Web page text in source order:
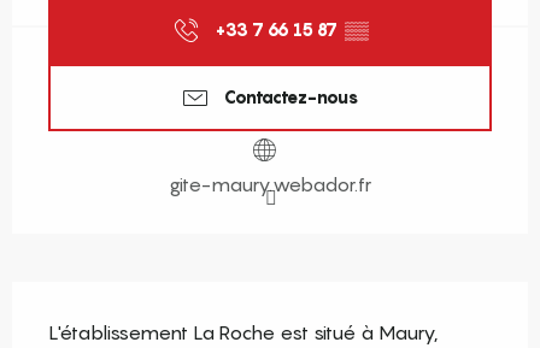
+33 7 66 15 87 ▒▒
Contactez-nous
gite-maury.webador.fr
L'établissement La Roche est situé à Maury,